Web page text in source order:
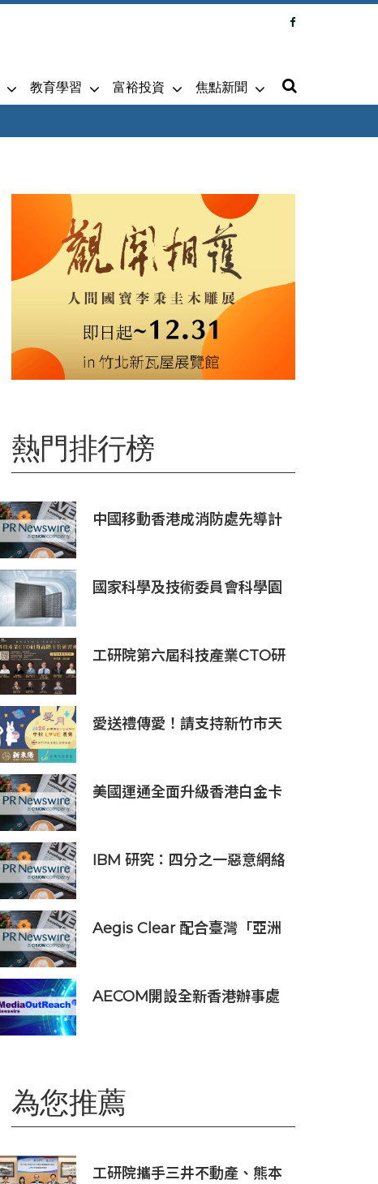
教育學習 富裕投資 焦點新聞
熱門排行榜
中國移動香港成消防處先導計
國家科學及技術委員會科學園
工研院第六屆科技產業CTO研
愛送禮傳愛！請支持新竹市天
美國運通全面升級香港白金卡
IBM 研究：四分之一惡意網絡
Aegis Clear 配合臺灣「亞洲
AECOM開設全新香港辦事處
為您推薦
工研院攜手三井不動產、熊本